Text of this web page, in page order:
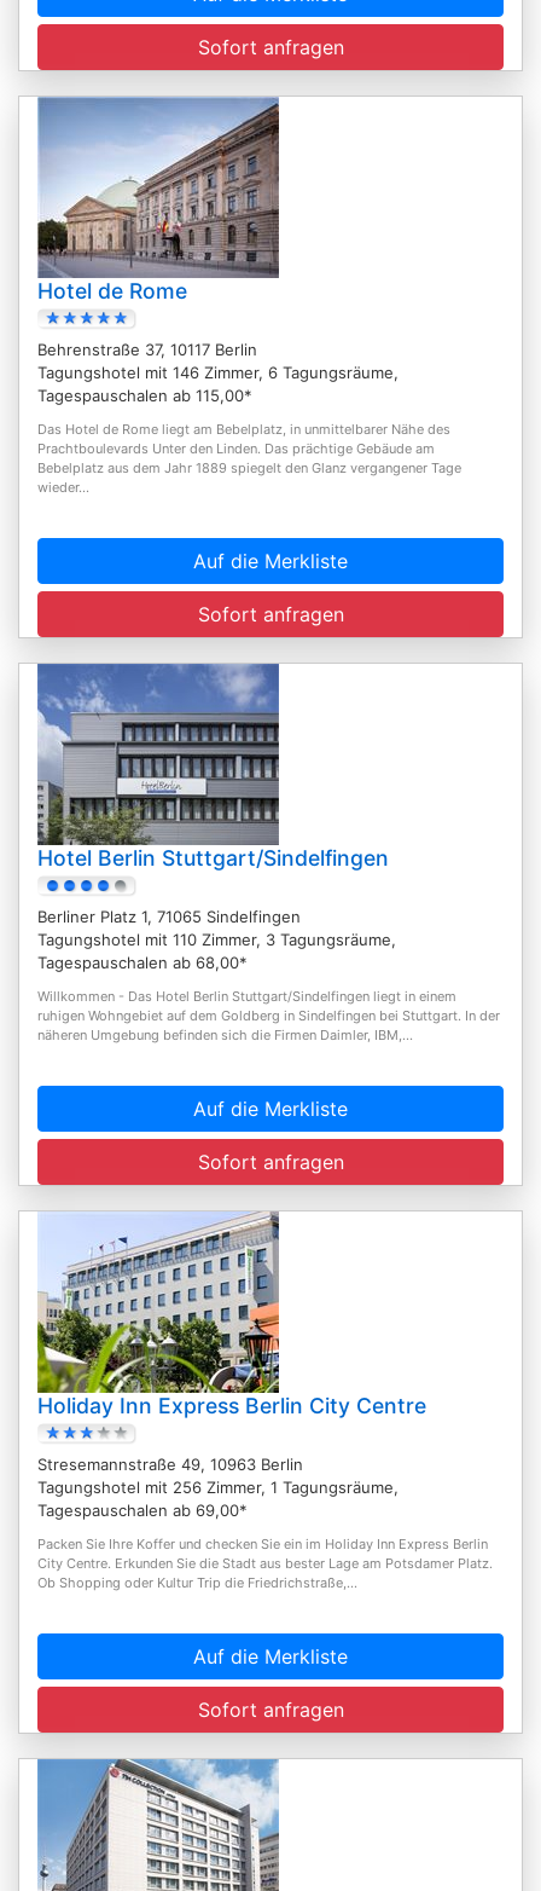
Sofort anfragen
Hotel de Rome
Behrenstraße 37, 10117 Berlin
Tagungshotel mit 146 Zimmer, 6 Tagungsräume,
Tagespauschalen ab 115,00*
Das Hotel de Rome liegt am Bebelplatz, in unmittelbarer Nähe des
Prachtboulevards Unter den Linden. Das prächtige Gebäude am
Bebelplatz aus dem Jahr 1889 spiegelt den Glanz vergangener Tage
wieder...
Auf die Merkliste
Sofort anfragen
Hotel Berlin Stuttgart/Sindelfingen
Berliner Platz 1, 71065 Sindelfingen
Tagungshotel mit 110 Zimmer, 3 Tagungsräume,
Tagespauschalen ab 68,00*
Willkommen - Das Hotel Berlin Stuttgart/Sindelfingen liegt in einem
ruhigen Wohngebiet auf dem Goldberg in Sindelfingen bei Stuttgart. In der
näheren Umgebung befinden sich die Firmen Daimler, IBM,...
Auf die Merkliste
Sofort anfragen
Holiday Inn Express Berlin City Centre
Stresemannstraße 49, 10963 Berlin
Tagungshotel mit 256 Zimmer, 1 Tagungsräume,
Tagespauschalen ab 69,00*
Packen Sie Ihre Koffer und checken Sie ein im Holiday Inn Express Berlin
City Centre. Erkunden Sie die Stadt aus bester Lage am Potsdamer Platz.
Ob Shopping oder Kultur Trip die Friedrichstraße,...
Auf die Merkliste
Sofort anfragen